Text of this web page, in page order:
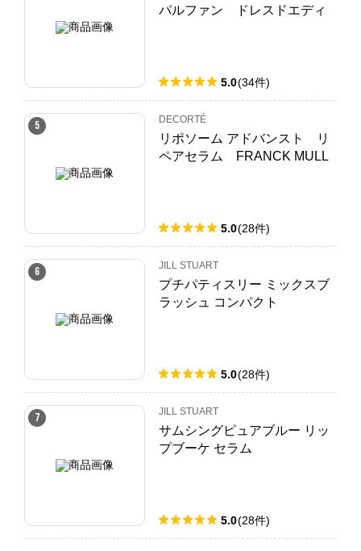
パルファン ドレスドエディ
5.0(34件)
5 DECORTÉ
リポソーム アドバンスト リ
ペアセラム FRANCK MULL
5.0(28件)
6 JILL STUART
プチパティスリー ミックスブ
ラッシュ コンパクト
5.0(28件)
7 JILL STUART
サムシングピュアブルー リッ
プブーケ セラム
5.0(28件)